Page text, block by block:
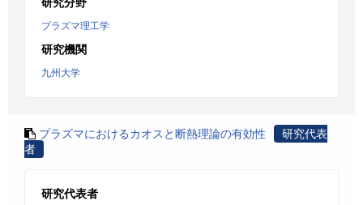
プラズマ理工学
研究機関
九州大学
プラズマにおけるカオスと断熱理論の有効性
研究代表
者
研究代表者